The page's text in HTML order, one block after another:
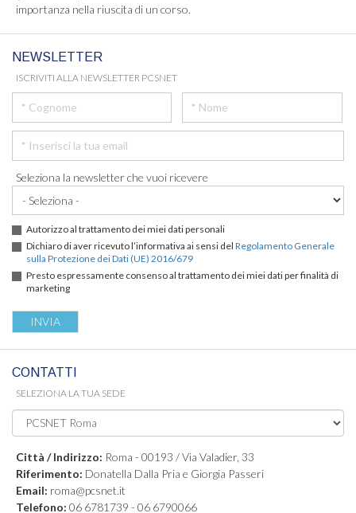
importanza nella riuscita di un corso.
NEWSLETTER
ISCRIVITI ALLA NEWSLETTER PCSNET
Seleziona la newsletter che vuoi ricevere
Autorizzo al trattamento dei miei dati personali
Dichiaro di aver ricevuto l’informativa ai sensi del Regolamento Generale
sulla Protezione dei Dati (UE) 2016/679
Presto espressamente consenso al trattamento dei miei dati per finalità di
marketing
CONTATTI
SELEZIONA LA TUA SEDE
Città / Indirizzo: Roma - 00193 / Via Valadier, 33
Riferimento: Donatella Dalla Pria e Giorgia Passeri
Email: roma@pcsnet.it
Telefono: 06 6781739 - 06 6790066